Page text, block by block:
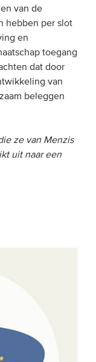
van de
hebben per slot
en
toegang
dat door
van
beleggen
ze van Menzis
uit naar een